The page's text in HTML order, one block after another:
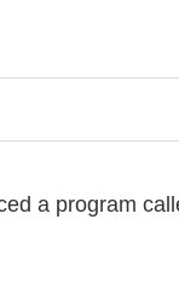
a program